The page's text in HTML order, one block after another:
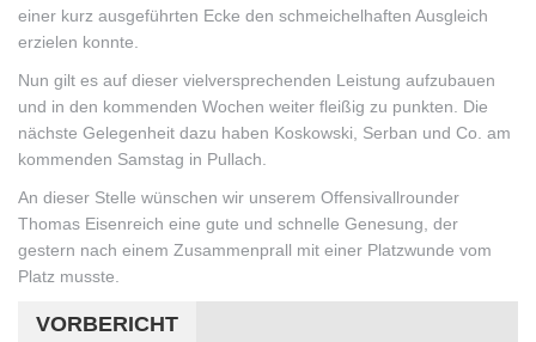
einer kurz ausgeführten Ecke den schmeichelhaften Ausgleich
erzielen konnte.
Nun gilt es auf dieser vielversprechenden Leistung aufzubauen
und in den kommenden Wochen weiter fleißig zu punkten. Die
nächste Gelegenheit dazu haben Koskowski, Serban und Co. am
kommenden Samstag in Pullach.
An dieser Stelle wünschen wir unserem Offensivallrounder
Thomas Eisenreich eine gute und schnelle Genesung, der
gestern nach einem Zusammenprall mit einer Platzwunde vom
Platz musste.
VORBERICHT